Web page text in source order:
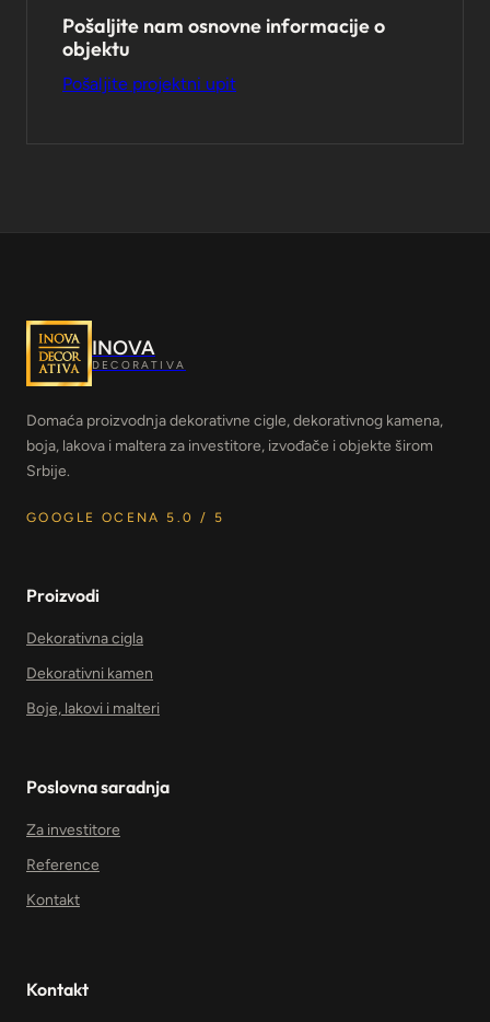
Pošaljite nam osnovne informacije o
objektu
Pošaljite projektni upit
INOVA
DECORATIVA
Domaća proizvodnja dekorativne cigle, dekorativnog kamena,
boja, lakova i maltera za investitore, izvođače i objekte širom
Srbije.
GOOGLE OCENA 5.0 / 5
Proizvodi
Dekorativna cigla
Dekorativni kamen
Boje, lakovi i malteri
Poslovna saradnja
Za investitore
Reference
Kontakt
Kontakt